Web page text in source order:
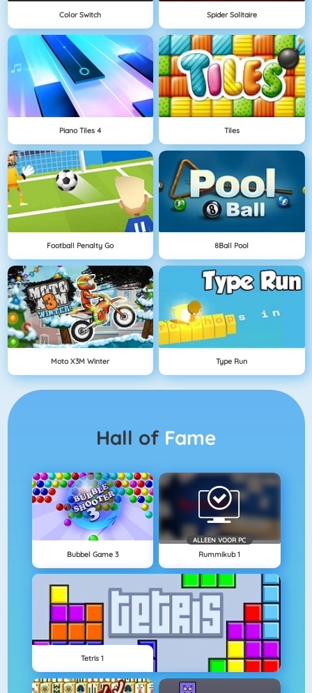
Color Switch Spider Solitaire
Piano Tiles 4 Tiles
Football Penalty Go 8Ball Pool
Moto X3M Winter Type Run
Hall of Fame
Bubbel Game 3
ALLEEN VOOR PC
Rummikub 1
Tetris 1